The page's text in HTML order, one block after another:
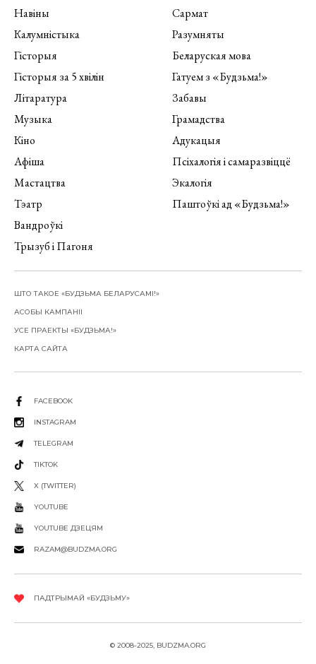
Навіны
Калумністыка
Гісторыя
Гісторыя за 5 хвілін
Літаратура
Музыка
Кіно
Афіша
Мастацтва
Тэатр
Вандроўкі
Трызуб і Пагоня
Сармат
Разумняты
Беларуская мова
Гатуем з «Будзьма!»
Забавы
Грамадства
Адукацыя
Псіхалогія і самаразвіццё
Экалогія
Паштоўкі ад «Будзьма!»
ШТО ТАКОЕ «БУДЗЬМА БЕЛАРУСАМІ!»
АСОБЫ КАМПАНІІ
УСЕ ПРАЕКТЫ «БУДЗЬМА!»
КАРТА САЙТА
FACEBOOK
INSTAGRAM
TELEGRAM
TIKTOK
X (TWITTER)
YOUTUBE
YOUTUBE ДЗЕЦЯМ
RAZAM@BUDZMA.ORG
ПАДТРЫМАЙ «БУДЗЬМУ»
© 2008-2025, BUDZMA.ORG